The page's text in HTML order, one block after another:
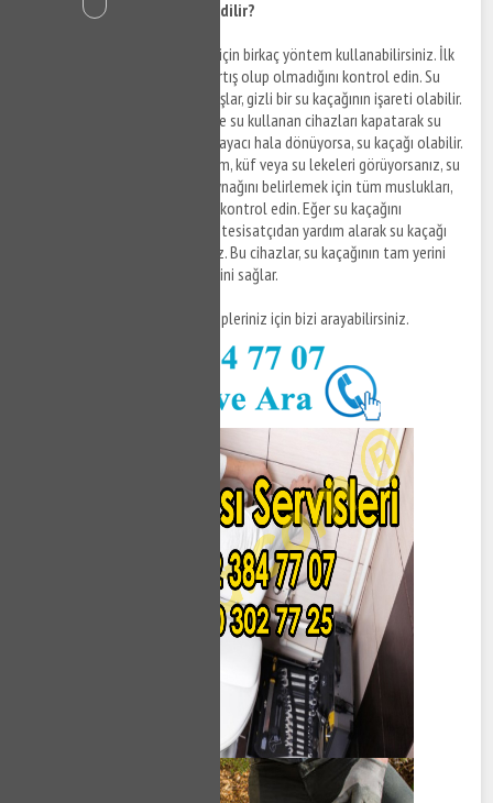
Evde su kaçağı nasıl tespit edilir?
Evde su kaçağını tespit etmek için birkaç yöntem kullanabilirsiniz. İlk
olarak, su faturanızda ani bir artış olup olmadığını kontrol edin. Su
faturasındaki beklenmedik artışlar, gizli bir su kaçağının işareti olabilir.
Ayrıca, evdeki tüm muslukları ve su kullanan cihazları kapatarak su
sayacını kontrol edin. Eğer su sayacı hala dönüyorsa, su kaçağı olabilir.
Duvarlarda veya tavanlarda nem, küf veya su lekeleri görüyorsanız, su
kaçağı olabilir. Su kaçağının kaynağını belirlemek için tüm muslukları,
duş başlıklarını ve su borularını kontrol edin. Eğer su kaçağını
bulamazsanız, profesyonel bir tesisatçıdan yardım alarak su kaçağı
tespit cihazları kullanabilirsiniz. Bu cihazlar, su kaçağının tam yerini
belirleyerek sorunun çözülmesini sağlar.
Daha fazla bilgi ve destek talepleriniz için bizi arayabilirsiniz.